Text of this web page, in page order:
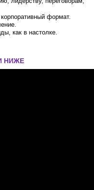
формат.
как в настолке.
НИЖЕ